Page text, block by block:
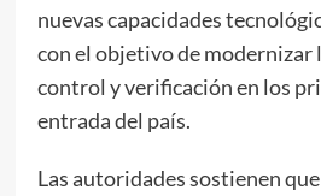
nuevas capacidades
con el objetivo de modernizar
control y verificación en los
entrada del país.
Las autoridades sostienen